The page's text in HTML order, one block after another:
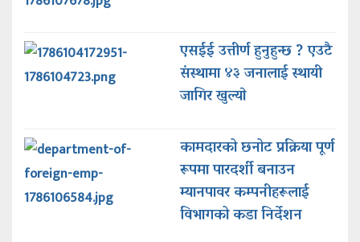
एसईई उत्तीर्ण हुनुहुन्छ ? एउटै
संस्थामा ४३ जनालाई स्थायी
जागिर खुल्याे
कामदारको छनोट प्रक्रिया पूर्ण
रूपमा पारदर्शी बनाउन
म्यानपावर कम्पनीहरूलाई
विभागको कडा निर्देशन